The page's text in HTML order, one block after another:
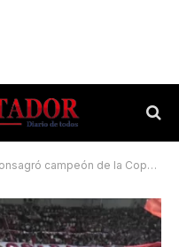
campeón de la Copa Argentina